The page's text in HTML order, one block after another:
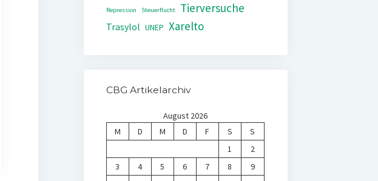
Repression Steuerflucht Tierversuche
Trasylol UNEP Xarelto
CBG Artikelarchiv
August 2026
M
D M D F S
S
1
2
3
4 5 6 7 8
9